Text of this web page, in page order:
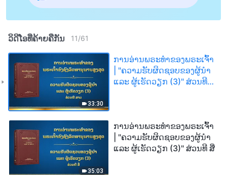
ວິດີໂອທີ່ຄ້າຍຄືກັນ 11/61
33:30
ການອ່ານພຣະທຳຂອງພຣະເຈົ້າ
| "ຄວາມຮັບຜິດຊອບຂອງຜູ້ນໍາ
ແລະ ຜູ້ເຮັດວຽກ (3)" ສ່ວນທີ
35:03
ການອ່ານພຣະທຳຂອງພຣະເຈົ້າ
| "ຄວາມຮັບຜິດຊອບຂອງຜູ້ນໍາ
ແລະ ຜູ້ເຮັດວຽກ (3)" ສ່ວນທີ ສີ່